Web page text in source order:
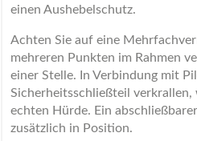
einen Aushebelschutz.
Achten Sie auf eine
mehreren Punkten im Rahmen
einer Stelle. In Verbindung mit
Sicherheitsschließteil verkrallen,
echten Hürde. Ein
zusätzlich in Position.